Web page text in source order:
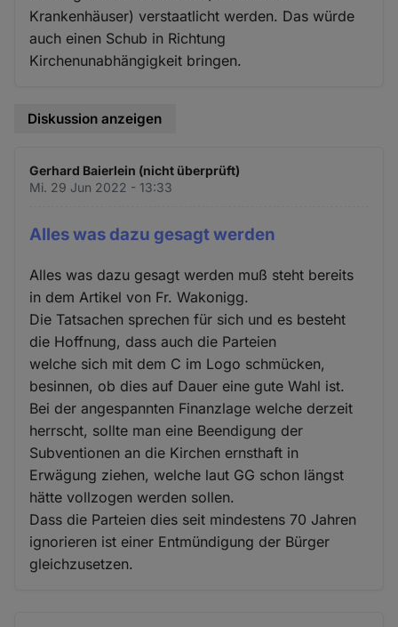
Krankenhäuser) verstaatlicht werden. Das würde
auch einen Schub in Richtung
Kirchenunabhängigkeit bringen.
Diskussion anzeigen
Gerhard Baierlein (nicht überprüft)
Mi. 29 Jun 2022 - 13:33
Alles was dazu gesagt werden
Alles was dazu gesagt werden muß steht bereits
in dem Artikel von Fr. Wakonigg.
Die Tatsachen sprechen für sich und es besteht
die Hoffnung, dass auch die Parteien
welche sich mit dem C im Logo schmücken,
besinnen, ob dies auf Dauer eine gute Wahl ist.
Bei der angespannten Finanzlage welche derzeit
herrscht, sollte man eine Beendigung der
Subventionen an die Kirchen ernsthaft in
Erwägung ziehen, welche laut GG schon längst
hätte vollzogen werden sollen.
Dass die Parteien dies seit mindestens 70 Jahren
ignorieren ist einer Entmündigung der Bürger
gleichzusetzen.